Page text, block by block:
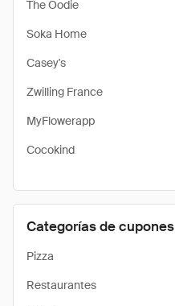
The Oodie
Soka Home
Casey's
Zwilling France
MyFlowerapp
Cocokind
Categorías de cupones
Pizza
Restaurantes